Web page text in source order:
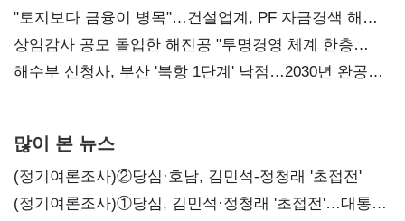
점주 울리는 '상시 할인'
"토지보다 금융이 병목"…건설업계, PF 자금경색 해소
목소리
상임감사 공모 돌입한 해진공 "투명경영 체계 한층
강화"
해수부 신청사, 부산 '북항 1단계' 낙점…2030년 완공
많이 본 뉴스
(정기여론조사)②당심·호남, 김민석-정청래 '초접전'
(정기여론조사)①당심, 김민석·정청래 '초접전'…대통령